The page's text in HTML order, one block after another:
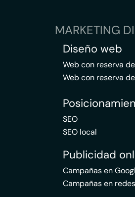
MARKETING
Diseño web
Web con reserva
Web con reserva
SEO
SEO local
Publicidad
Campañas en
Campañas en